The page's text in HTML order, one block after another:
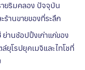
ายริมคลอง ปัจจุบัน
ร้านขายของที่ระลึก
ย่านช้อปปิ้งเก่าแก่ของ
ยุโรปยุคเมจิและไทโชที่